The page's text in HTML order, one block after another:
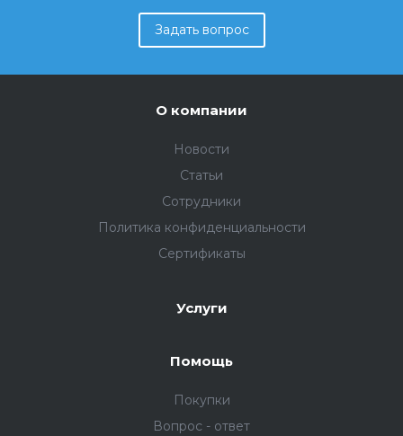
Задать вопрос
О компании
Новости
Статьи
Сотрудники
Политика конфиденциальности
Сертификаты
Услуги
Помощь
Покупки
Вопрос - ответ